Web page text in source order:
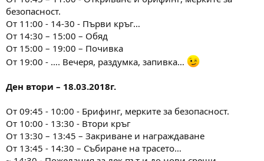
безопасност.
От 11:00 - 14-30 - Първи кръг…
От 14:30 – 15:00 – Oбяд
От 15:00 – 19:00 – Почивка
От 19:00 - …. Вечеря, раздумка, запивка…
Ден втори – 18.03.2018г.
От 09:45 - 10:00 - Брифинг, мерките за безопасност.
От 10:00 - 13:30 - Втори кръг
От 13:30 – 13:45 – Закриване и награждаване
От 13:45 - 14:30 – Събиране на трасето…